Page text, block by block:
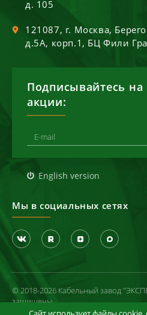
д. 105
121087, г. Москва,
д.5А, корп.1, БЦ Фили
Подписывайтесь на
акции:
English version
Мы в социальных сетях
© 2018-2026 Кабельный завод
защищены